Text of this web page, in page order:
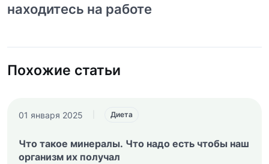
находитесь на работе
Похожие статьи
01 января 2025 Диета
Что такое минералы. Что надо есть чтобы наш
организм их получал